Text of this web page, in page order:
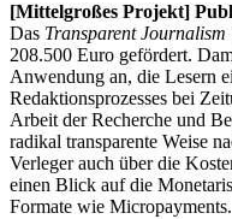
[Mittelgroßes Projekt]
Das Transparent Journalism
208.500 Euro gefördert.
Anwendung an, die Lesern
Redaktionsprozesses bei
Arbeit der Recherche und
radikal transparente Weise
Verleger auch über die
einen Blick auf die
Formate wie Micropayments.